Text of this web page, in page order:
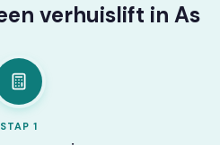
verhuislift in As
STAP1